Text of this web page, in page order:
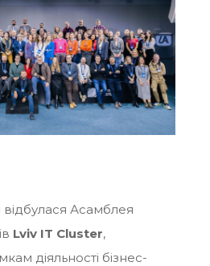
відбулася Асамблея
Lviv IT Cluster,
діяльності бізнес-